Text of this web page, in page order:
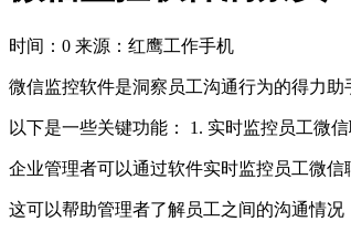
时间：0 来源：红鹰工作手机
微信监控软件是洞察员工沟通行为的得力
以下是一些关键功能： 1. 实时监控员工微
企业管理者可以通过软件实时监控员工微
这可以帮助管理者了解员工之间的沟通情况